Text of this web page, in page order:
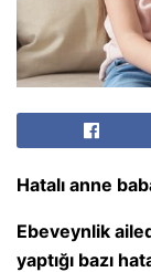
Hatalı anne
Ebeveynlik
yaptığı bazı